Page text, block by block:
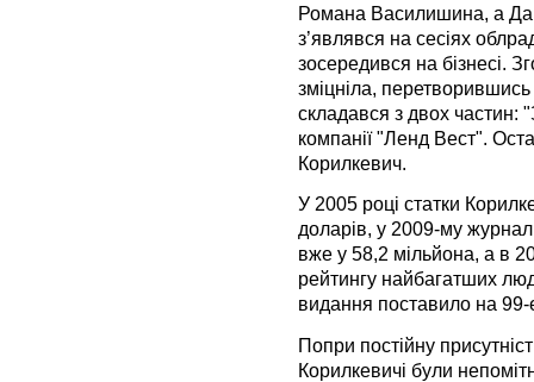
Романа Василишина, а
з’являвся на сесіях
зосередився на бізнесі.
зміцніла,
складався з двох частин:
компанії "Ленд Вест".
Корилкевич.
У 2005 році статки
доларів, у 2009-му
вже у 58,2 мільйона, а в
рейтингу найбагатших
видання поставило на 99-
Попри постійну
Корилкевичі були